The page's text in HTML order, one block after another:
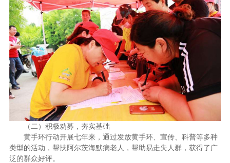
（二） 积极劝募，夯实基础
黄手环行动开展七年来，通过发放黄手环、宣传、科普等多种
类型的活动，帮扶阿尔茨海默病老人，帮助易走失人群，获得了广
泛的群众好评。